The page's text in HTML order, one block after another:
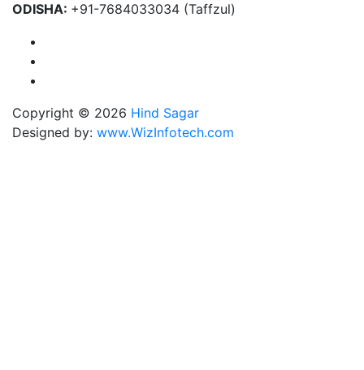
ODISHA: +91-7684033034 (Taffzul)
Copyright © 2026 Hind Sagar
Designed by: www.WizInfotech.com